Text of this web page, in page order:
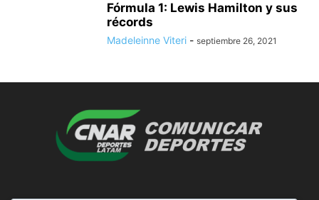
Fórmula 1: Lewis Hamilton y sus
récords
Madeleinne Viteri - septiembre 26, 2021